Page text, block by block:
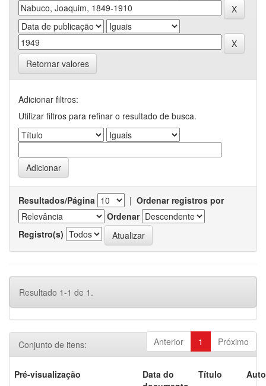
Retornar valores
Adicionar filtros:
Utilizar filtros para refinar o resultado de busca.
Resultados/Página | Ordenar registros por
Ordenar
Registro(s)
Resultado 1-1 de 1.
Anterior 1 Próximo
Conjunto de itens:
Pré-visualização
Data do
Título